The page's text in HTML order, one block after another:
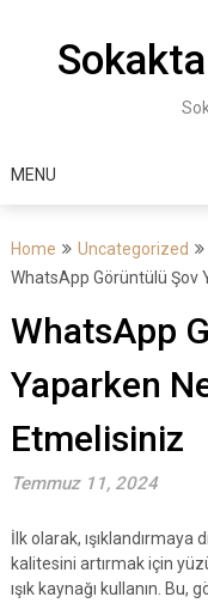
MENU
Home
Uncategorized
WhatsApp Görüntülü Şov
WhatsApp
Yaparken
Etmelisiniz
Temmuz 11, 2024
İlk olarak,
kalitesini artırmak için
ışık kaynağı kullanın.